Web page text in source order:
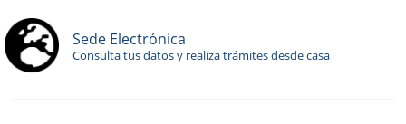
Sede Electrónica
Consulta tus datos y realiza trámites desde casa